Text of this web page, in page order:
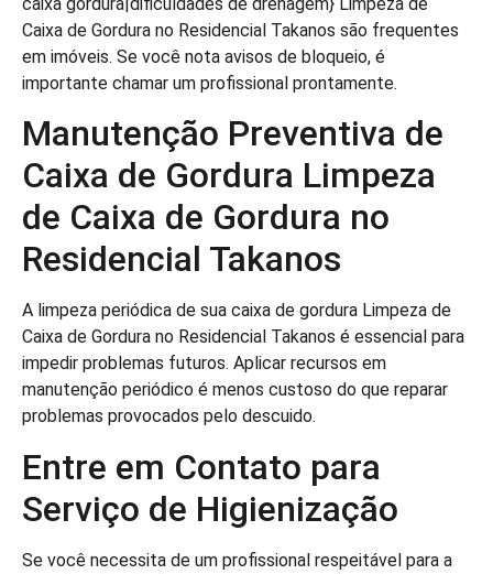
Caixa de Gordura no Residencial Takanos são frequentes
em imóveis. Se você nota avisos de bloqueio, é
importante chamar um profissional prontamente.
Manutenção Preventiva de
Caixa de Gordura Limpeza
de Caixa de Gordura no
Residencial Takanos
A limpeza periódica de sua caixa de gordura Limpeza de
Caixa de Gordura no Residencial Takanos é essencial para
impedir problemas futuros. Aplicar recursos em
manutenção periódico é menos custoso do que reparar
problemas provocados pelo descuido.
Entre em Contato para
Serviço de Higienização
Se você necessita de um profissional respeitável para a